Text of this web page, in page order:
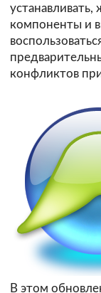
компоненты и
конфликтов
В этом